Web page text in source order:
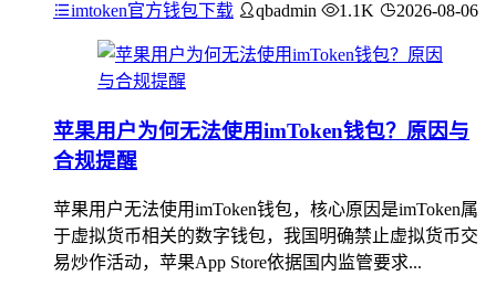
imtoken官方钱包下载 qbadmin 1.1K 2026-08-06
苹果用户为何无法使用imToken钱包？原因与
合规提醒
苹果用户无法使用imToken钱包，核心原因是imToken属
于虚拟货币相关的数字钱包，我国明确禁止虚拟货币交
易炒作活动，苹果App Store依据国内监管要求...